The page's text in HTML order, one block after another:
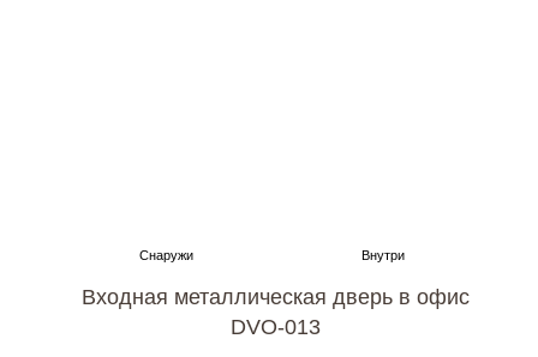
Входная металлическая дверь в офис
DVO-013